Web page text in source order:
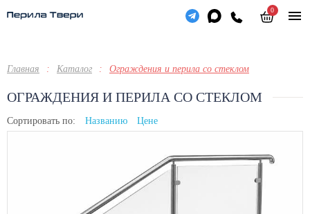
Главная : Каталог : Ограждения и перила со стеклом
ОГРАЖДЕНИЯ И ПЕРИЛА СО СТЕКЛОМ
Сортировать по: Названию Цене
0